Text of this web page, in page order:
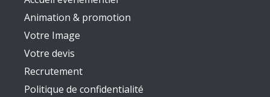
Animation & promotion
Votre Image
Votre devis
Recrutement
Politique de confidentialité